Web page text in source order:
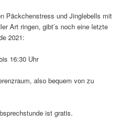
Päckchenstress und Jinglebells mit
Art ringen, gibt’s noch eine letzte
2021:
16:30 Uhr
also bequem von zu
ist gratis.